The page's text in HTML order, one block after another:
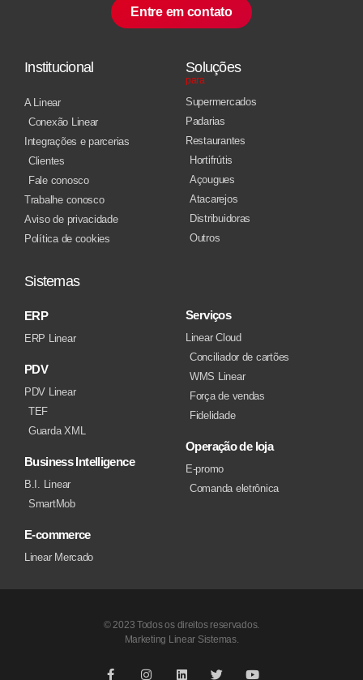
Entre em contato
Institucional
A Linear
Conexão Linear
Integrações e parcerias
Clientes
Fale conosco
Trabalhe conosco
Aviso de privacidade
Política de cookies
Soluções
para
Supermercados
Padarias
Restaurantes
Hortifrútis
Açougues
Atacarejos
Distribuidoras
Outros
Sistemas
ERP
ERP Linear
PDV
PDV Linear
TEF
Guarda XML
Business Intelligence
B.I. Linear
SmartMob
E-commerce
Linear Mercado
Serviços
Linear Cloud
Conciliador de cartões
WMS Linear
Força de vendas
Fidelidade
Operação de loja
E-promo
Comanda eletrônica
© 2023 Todos os direitos reservados.
Marketing Linear Sistemas.